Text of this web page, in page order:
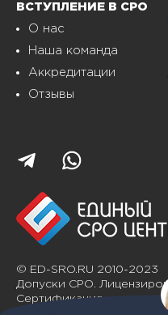
ВСТУПЛЕНИЕ В СРО
О нас
Наша команда
Аккредитации
Отзывы
© ED-SRO.RU 2010-2023
Допуски СРО.
Сертификация